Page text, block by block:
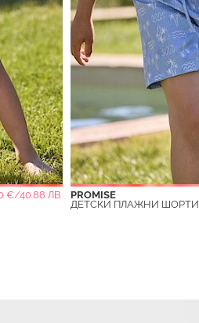
€/40.88 ЛВ.
PROMISE
ДЕТСКИ ПЛАЖНИ ШОРТИ